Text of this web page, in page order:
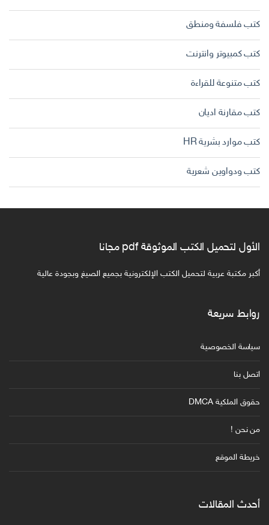
كتب فلسفة ومنطق
كتب كمبيوتر وانترنت
كتب متنوعة للقراءة
كتب مقارنة اديان
كتب موارد بشرية HR
كتب ودواوين شعرية
الأول لتحميل الكتب الموثوقة pdf مجانا
أكبر مكتبة عربية لتحميل الكتب الإلكترونية بجميع الصيغ وبجودة عالية
روابط سريعة
سياسة الخصوصية
اتصل بنا
حقوق الملكية DMCA
من نحن !
خريطة الموقع
أحدث المقالات